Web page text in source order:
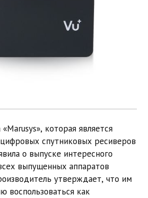
которая является
спутниковых ресиверов
о выпуске интересного
выпущенных аппаратов
утверждает, что им
воспользоваться как